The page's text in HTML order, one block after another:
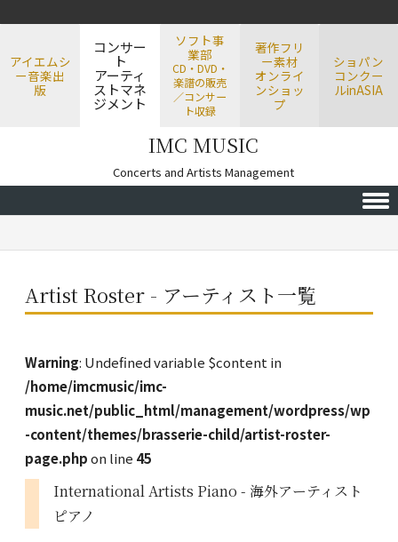
アイエムシ
ー音楽出
版
コンサー
ト
アーティ
ストマネ
ジメント
ソフト事
業部
CD・DVD・
楽譜の販売
／コンサー
ト収録
著作フリ
ー素材
オンライ
ンショッ
プ
ショパン
コンクー
ルinASIA
IMC MUSIC
Concerts and Artists Management
Artist Roster - アーティスト一覧
Warning: Undefined variable $content in
/home/imcmusic/imc-
music.net/public_html/management/wordpress/wp
-content/themes/brasserie-child/artist-roster-
page.phpon line 45
International Artists Piano - 海外アーティスト
ピアノ